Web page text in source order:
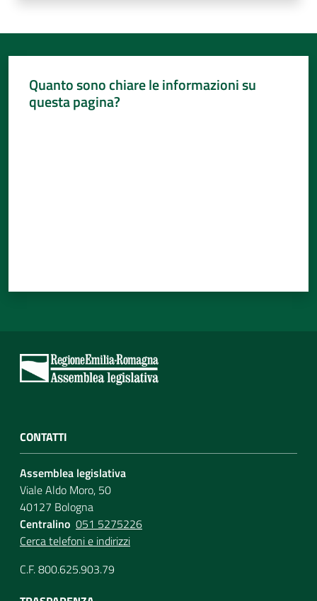
Quanto sono chiare le informazioni su
questa pagina?
CONTATTI
Assemblea legislativa
Viale Aldo Moro, 50
40127 Bologna
Centralino 051 5275226
Cerca telefoni e indirizzi
C.F. 800.625.903.79